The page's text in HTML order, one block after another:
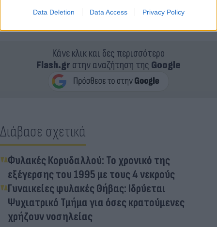
Data Deletion Data Access Privacy Policy
πρόσθετη περίφραξη πλέον αυτής των κτιριακών
Κάνε κλικ και δες περισσότερο
Flash.grστην αναζήτηση της Google
Διάβασε σχετικά
Φυλακές Κορυδαλλού: Το χρονικό της
εξέγερσης του 1995 με τους 4 νεκρούς
Γυναικείες φυλακές Θήβας: Ιδρύεται
Ψυχιατρικό Τμήμα για όσες κρατούμενες
χρήζουν νοσηλείας